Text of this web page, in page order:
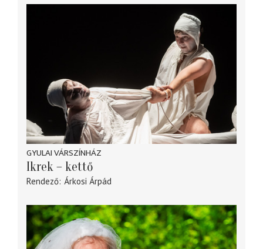
GYULAI VÁRSZÍNHÁZ
Ikrek – kettő
Rendező Árkosi Árpád